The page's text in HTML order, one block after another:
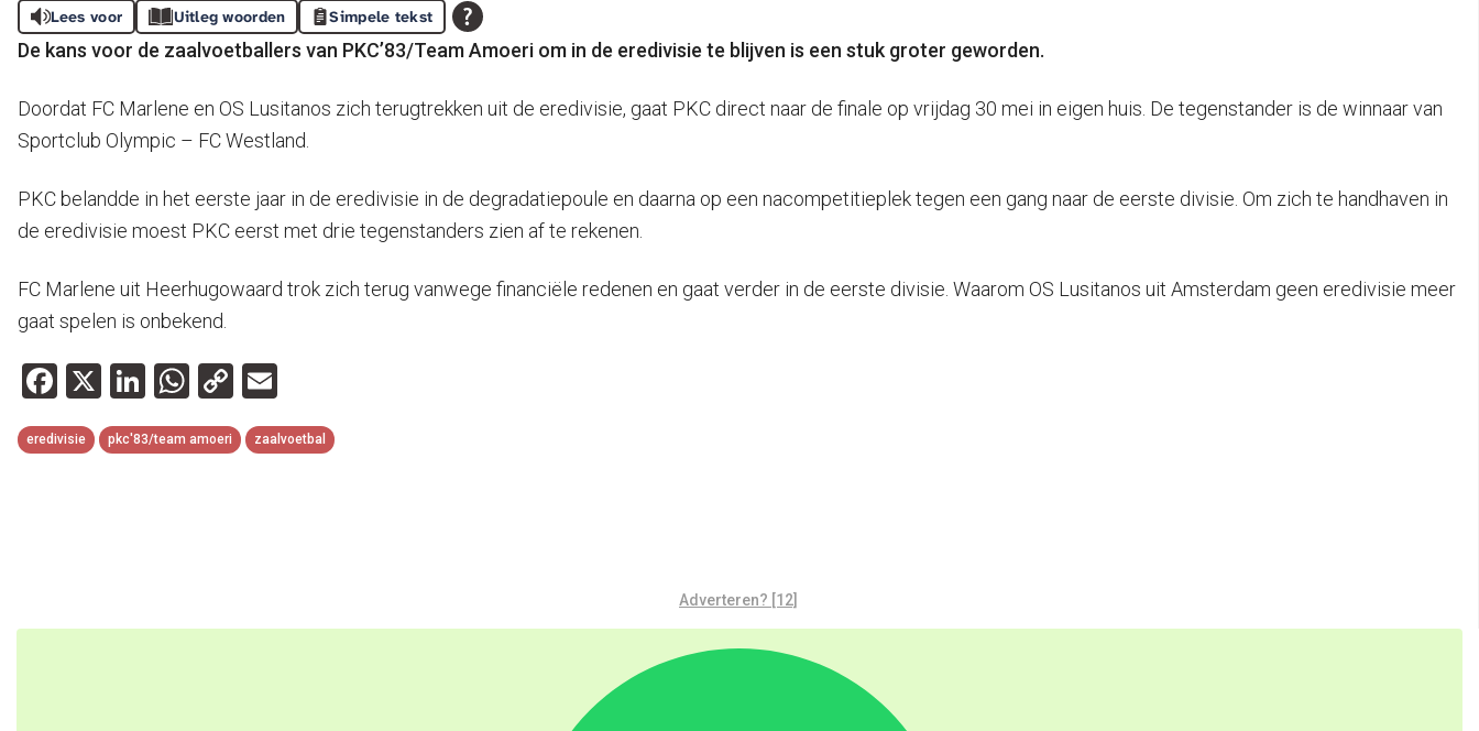
Lees voor Uitleg woorden Simpele tekst
De kans voor de zaalvoetballers van PKC’83/Team Amoeri om in de eredivisie te blijven is een stuk groter geworden.
Doordat FC Marlene en OS Lusitanos zich terugtrekken uit de eredivisie, gaat PKC direct naar de finale op vrijdag 30 mei in eigen huis. De tegenstander is de winnaar van
Sportclub Olympic – FC Westland.
PKC belandde in het eerste jaar in de eredivisie in de degradatiepoule en daarna op een nacompetitieplek tegen een gang naar de eerste divisie. Om zich te handhaven in
de eredivisie moest PKC eerst met drie tegenstanders zien af te rekenen.
FC Marlene uit Heerhugowaard trok zich terug vanwege financiële redenen en gaat verder in de eerste divisie. Waarom OS Lusitanos uit Amsterdam geen eredivisie meer
gaat spelen is onbekend.
Facebook
X LinkedIn
WhatsApp
Copy
Link
eredivisie pkc'83/team amoeri zaalvoetbal
Adverteren? [12]